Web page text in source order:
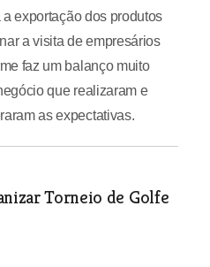
exportação dos produtos
a visita de empresários
faz um balanço muito
que realizaram e
as expectativas.
Torneio de Golfe